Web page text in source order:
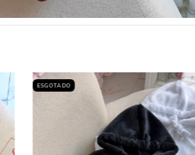
ESGOTADO